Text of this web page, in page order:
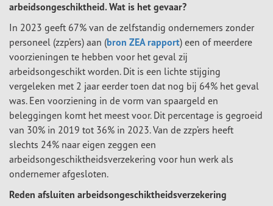
arbeidsongeschiktheid. Wat is het gevaar?
In 2023 geeft 67% van de zelfstandig ondernemers zonder
personeel (zzp’ers) aan (bron ZEA rapport) een of meerdere
voorzieningen te hebben voor het geval zij
arbeidsongeschikt worden. Dit is een lichte stijging
vergeleken met 2 jaar eerder toen dat nog bij 64% het geval
was. Een voorziening in de vorm van spaargeld en
beleggingen komt het meest voor. Dit percentage is gegroeid
van 30% in 2019 tot 36% in 2023. Van de zzp’ers heeft
slechts 24% naar eigen zeggen een
arbeidsongeschiktheidsverzekering voor hun werk als
ondernemer afgesloten.
Reden afsluiten arbeidsongeschiktheidsverzekering